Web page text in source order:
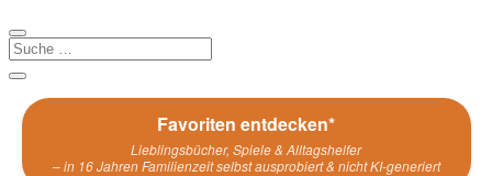
Favoriten entdecken*
Lieblingsbücher, Spiele & Alltagshelfer
– in 16 Jahren Familienzeit selbst ausprobiert & nicht KI-generiert